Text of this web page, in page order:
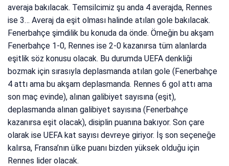
averaja bakılacak. Temsilcimiz şu anda 4 averajda, Rennes
ise 3… Averaj da eşit olması halinde atılan gole bakılacak.
Fenerbahçe şimdilik bu konuda da önde. Örneğin bu akşam
Fenerbahçe 1-0, Rennes ise 2-0 kazanırsa tüm alanlarda
eşitlik söz konusu olacak. Bu durumda UEFA denkliği
bozmak için sırasıyla deplasmanda atılan gole (Fenerbahçe
4 attı ama bu akşam deplasmanda. Rennes 6 gol attı ama
son maç evinde), alınan galibiyet sayısına (eşit),
deplasmanda alınan galibiyet sayısına (Fenerbahçe
kazanırsa eşit olacak), disiplin puanına bakıyor. Son çare
olarak ise UEFA kat sayısı devreye giriyor. İş son seçeneğe
kalırsa, Fransa’nın ülke puanı bizden yüksek olduğu için
Rennes lider olacak.